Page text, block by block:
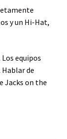
y un Hi-Hat,
equipos
de
Jacks on the